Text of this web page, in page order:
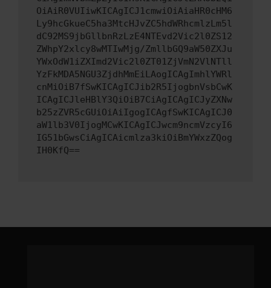
OiAiR0VUIiwKICAgICJ1cmwiOiAiaHR0cHM6
Ly9hcGkueC5ha3MtcHJvZC5hdWRhcmlzLm5l
dC92MS9jbGllbnRzLzE4NTEvd2Vic2l0ZS12
ZWhpY2xlcy8wMTIwMjg/ZmllbGQ9aW50ZXJu
YWxOdW1iZXImd2Vic2l0ZT01ZjVmN2VlNTll
YzFkMDA5NGU3ZjdhMmEiLAogICAgImhlYWRl
cnMiOiB7fSwKICAgICJib2R5IjogbnVsbCwK
ICAgICJleHBlY3QiOiB7CiAgICAgICJyZXNw
b25zZVR5cGUiOiAiIgogICAgfSwKICAgICJ0
aW1lb3V0IjogMCwKICAgICJwcm9ncmVzcyI6
IG51bGwsCiAgICAicmlza3kiOiBmYWxzZQog
IH0KfQ==